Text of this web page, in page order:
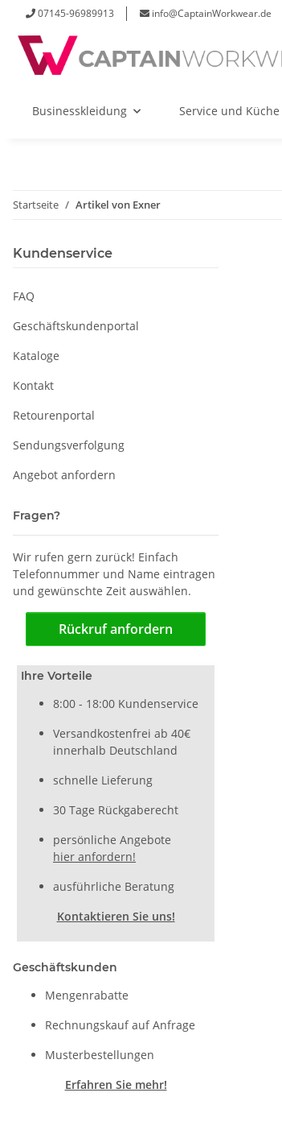
07145-96989913 info@CaptainWorkwear.de
Businesskleidung Service und Küche
Startseite Artikel von Exner
Kundenservice
FAQ
Geschäftskundenportal
Kataloge
Kontakt
Retourenportal
Sendungsverfolgung
Angebot anfordern
Fragen?
Wir rufen gern zurück! Einfach
Telefonnummer und Name eintragen
und gewünschte Zeit auswählen.
Rückruf anfordern
Ihre Vorteile
8:00 - 18:00 Kundenservice
Versandkostenfrei ab 40€
innerhalb Deutschland
schnelle Lieferung
30 Tage Rückgaberecht
persönliche Angebote
hier anfordern!
ausführliche Beratung
Kontaktieren Sie uns!
Geschäftskunden
Mengenrabatte
Rechnungskauf auf Anfrage
Musterbestellungen
Erfahren Sie mehr!